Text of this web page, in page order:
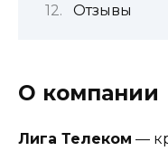
Отзывы
О компании
Лига Телеком —